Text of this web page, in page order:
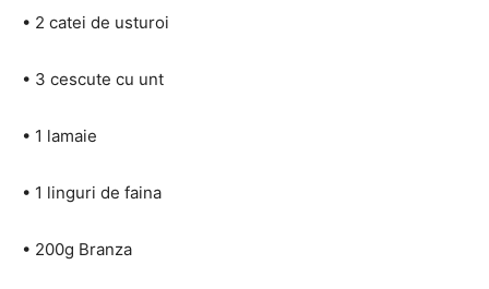
• 2 catei de usturoi
• 3 cescute cu unt
• 1 lamaie
• 1 linguri de faina
• 200g Branza